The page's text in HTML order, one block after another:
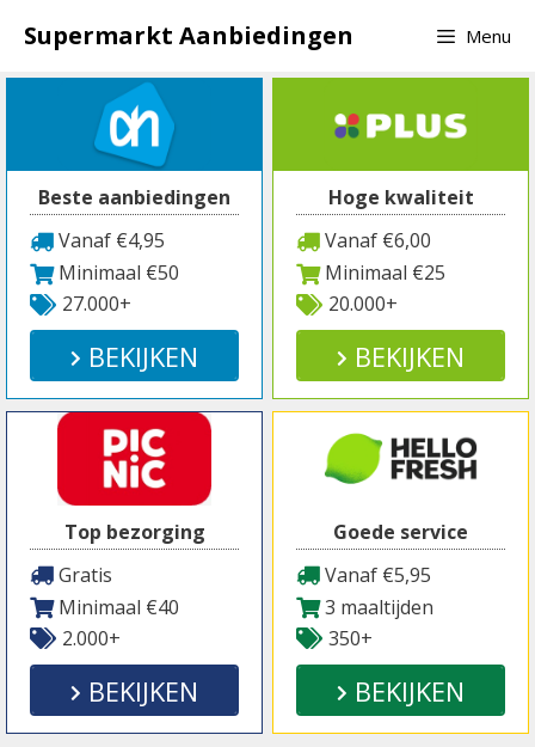
naar
inhoud
Supermarkt Aanbiedingen Menu
Beste aanbiedingen
Vanaf €4,95
Minimaal €50
27.000+
BEKIJKEN
Hoge kwaliteit
Vanaf €6,00
Minimaal €25
20.000+
BEKIJKEN
Top bezorging
Gratis
Minimaal €40
2.000+
BEKIJKEN
Goede service
Vanaf €5,95
3 maaltijden
350+
BEKIJKEN